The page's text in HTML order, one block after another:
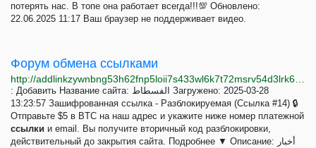
потерять нас. В топе она работает всегда!!!💯 Обновлено:
22.06.2025 11:17 Ваш браузер не поддерживает видео.
Форум обмена ссылками
: Добавить Название сайта: الفسطاط Загружено: 2025-03-28
13:23:57 Зашифрованная ссылка - Разблокируемая (Ссылка #14) 🔒
Отправьте $5 в BTC на наш адрес и укажите ниже номер платежной
ссылки и email. Вы получите вторичный код разблокировки,
действительный до закрытия сайта. Подробнее ▼ Описание: أخبار